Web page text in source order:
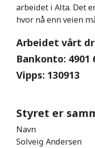
arbeidet i Alta. Det
hvor nå enn veien
Arbeidet vårt
Bankonto: 4901
Vipps: 130913
Styret er
Navn
Solveig Andersen